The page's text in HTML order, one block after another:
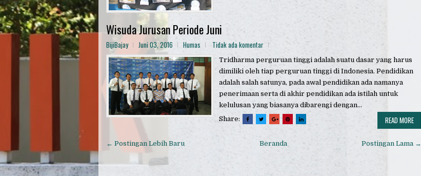
Wisuda Jurusan Periode Juni
BijiBajay Juni 03, 2016 Humas Tidak ada komentar
Tridharma perguruan tinggi adalah suatu dasar yang harus
dimiliki oleh tiap perguruan tinggi di Indonesia. Pendidikan
adalah salah satunya, pada awal pendidikan ada namanya
penerimaan serta di akhir pendidikan ada istilah untuk
kelulusan yang biasanya dibarengi dengan...
Share:
READ MORE
← Postingan Lebih Baru Postingan Lama →
Beranda